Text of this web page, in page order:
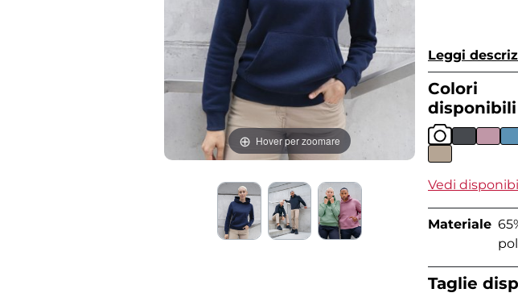
Hover per zoomare
Leggi
Colori
disponibili
Vedi
Materiale
Taglie